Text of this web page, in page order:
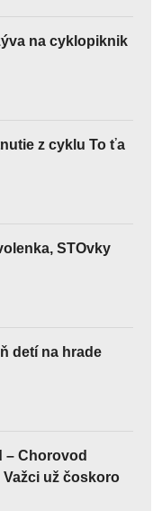
na cyklopiknik
z cyklu To ťa
STOvky
detí na hrade
– Chorovod
už čoskoro